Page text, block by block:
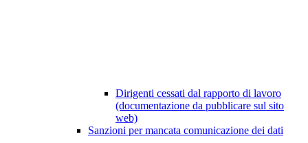
Dirigenti cessati dal rapporto di lavoro
(documentazione da pubblicare sul sito
web)
Sanzioni per mancata comunicazione dei dati